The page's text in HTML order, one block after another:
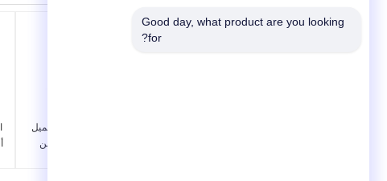
مستحضرات التجميل
الأزرق زجاجة من
Good day, what product are you looking
for?